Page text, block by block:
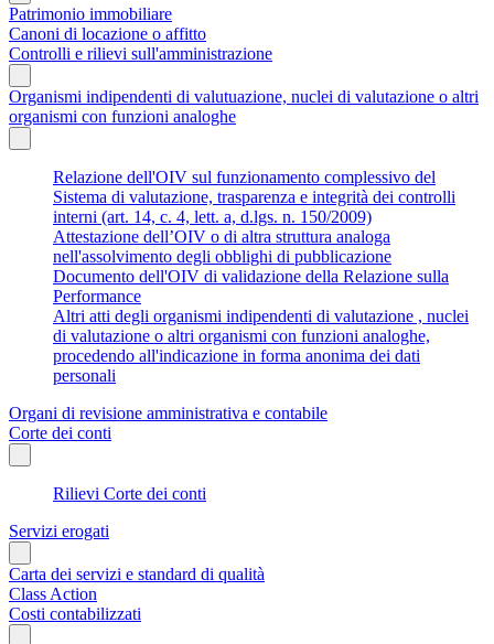
Patrimonio immobiliare
Canoni di locazione o affitto
Controlli e rilievi sull'amministrazione
Organismi indipendenti di valutuazione, nuclei di valutazione o altri
organismi con funzioni analoghe
Relazione dell'OIV sul funzionamento complessivo del
Sistema di valutazione, trasparenza e integrità dei controlli
interni (art. 14, c. 4, lett. a, d.lgs. n. 150/2009)
Attestazione dell’OIV o di altra struttura analoga
nell'assolvimento degli obblighi di pubblicazione
Documento dell'OIV di validazione della Relazione sulla
Performance
Altri atti degli organismi indipendenti di valutazione , nuclei
di valutazione o altri organismi con funzioni analoghe,
procedendo all'indicazione in forma anonima dei dati
personali
Organi di revisione amministrativa e contabile
Corte dei conti
Rilievi Corte dei conti
Servizi erogati
Carta dei servizi e standard di qualità
Class Action
Costi contabilizzati